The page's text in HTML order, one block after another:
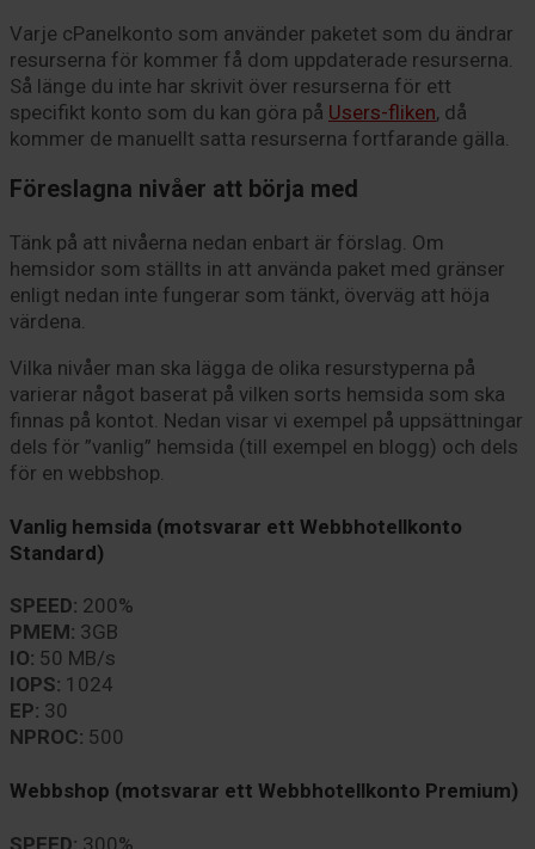
Varje cPanelkonto som använder paketet som du ändrar
resurserna för kommer få dom uppdaterade resurserna.
Så länge du inte har skrivit över resurserna för ett
specifikt konto som du kan göra på Users-fliken, då
kommer de manuellt satta resurserna fortfarande gälla.
Föreslagna nivåer att börja med
Tänk på att nivåerna nedan enbart är förslag. Om
hemsidor som ställts in att använda paket med gränser
enligt nedan inte fungerar som tänkt, överväg att höja
värdena.
Vilka nivåer man ska lägga de olika resurstyperna på
varierar något baserat på vilken sorts hemsida som ska
finnas på kontot. Nedan visar vi exempel på uppsättningar
dels för ”vanlig” hemsida (till exempel en blogg) och dels
för en webbshop.
Vanlig hemsida (motsvarar ett Webbhotellkonto
Standard)
SPEED: 200%
PMEM: 3GB
IO: 50 MB/s
IOPS: 1024
EP: 30
NPROC: 500
Webbshop (motsvarar ett Webbhotellkonto Premium)
SPEED: 300%